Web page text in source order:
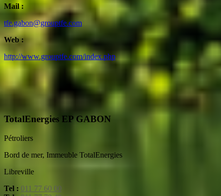
Mail :
tfe.gabon@grouptfe.com
Web :
http://www.grouptfe.com/index.php
TotalEnergies EP GABON
Pétroliers
Bord de mer, Immeuble TotalEnergies
Libreville
Tel : 011 77 60 00